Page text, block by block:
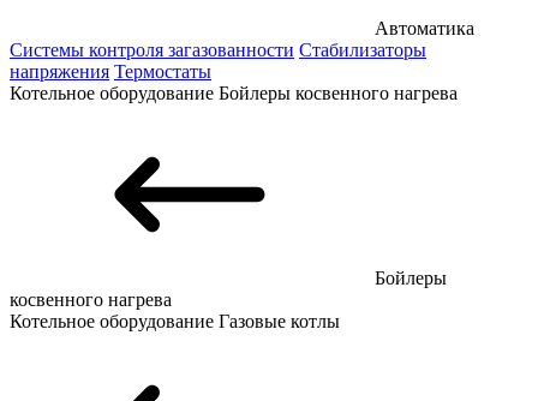
Автоматика
Системы контроля загазованности Стабилизаторы
напряжения Термостаты
Котельное оборудование Бойлеры косвенного нагрева
Бойлеры
косвенного нагрева
Котельное оборудование Газовые котлы